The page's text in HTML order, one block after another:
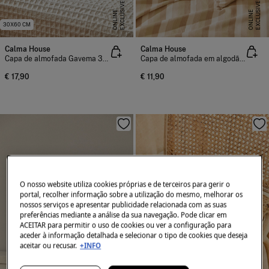
30X60 CM E
X
C
L
U
SI
V
E
O
N
L
I
N
E
Calma House
Capa de almofada Gavema 30x60 bege
€ 17,90
E
X
C
L
U
SI
V
E
O
N
L
I
N
E
Calma House
Capa de almofada em algodão às riscas verdes Luxor 45x45
€ 11,90
O nosso website utiliza cookies próprias e de terceiros para gerir o
portal, recolher informação sobre a utilização do mesmo, melhorar os
nossos serviços e apresentar publicidade relacionada com as suas
preferências mediante a análise da sua navegação. Pode clicar em
ACEITAR para permitir o uso de cookies ou ver a configuração para
aceder à informação detalhada e selecionar o tipo de cookies que deseja
aceitar ou recusar. +INFO